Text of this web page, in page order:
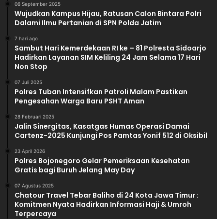
06 September 2025
Wujudkan Kampus Hijau, Ratusan Calon Bintara Polri
Dalami Ilmu Pertanian di SPN Polda Jatim
7 hari ago
Sambut Hari Kemerdekaan RI ke – 81 Polresta Sidoarjo
Hadirkan Layanan SIM Keliling 24 Jam Selama 17 Hari
Non Stop
07 Juli 2025
Polres Tuban Intensifkan Patroli Malam Pastikan
Pengesahan Warga Baru PSHT Aman
28 Februari 2025
Jalin Sinergitas, Kasatgas Humas Operasi Damai
Cartenz-2025 Kunjungi Pos Pamtas Yonif 512 di Oksibil
23 April 2026
Polres Bojonegoro Gelar Pemeriksaan Kesehatan
Gratis bagi Buruh Jelang May Day
07 Agustus 2025
Chatour Travel Tebar Baliho di 24 Kota Jawa Timur :
Komitmen Nyata Hadirkan Informasi Haji & Umroh
Terpercaya